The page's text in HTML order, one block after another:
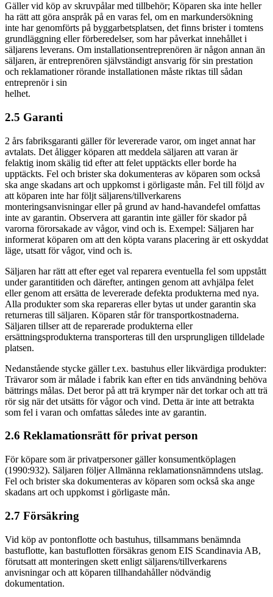
Gäller vid köp av skruvpålar med tillbehör; Köparen ska inte heller
ha rätt att göra anspråk på en varas fel, om en markundersökning
inte har genomförts på byggarbetsplatsen, det finns brister i tomtens
grundläggning eller förberedelser, som har påverkat innehållet i
säljarens leverans. Om installationsentreprenören är någon annan än
säljaren, är entreprenören självständigt ansvarig för sin prestation
och reklamationer rörande installationen måste riktas till sådan
entreprenör i sin
helhet.
2.5 Garanti
2 års fabriksgaranti gäller för levererade varor, om inget annat har
avtalats. Det åligger köparen att meddela säljaren att varan är
felaktig inom skälig tid efter att felet upptäckts eller borde ha
upptäckts. Fel och brister ska dokumenteras av köparen som också
ska ange skadans art och uppkomst i görligaste mån. Fel till följd av
att köparen inte har följt säljarens/tillverkarens
monteringsanvisningar eller på grund av hand-havandefel omfattas
inte av garantin. Observera att garantin inte gäller för skador på
varorna förorsakade av vågor, vind och is. Exempel: Säljaren har
informerat köparen om att den köpta varans placering är ett oskyddat
läge, utsatt för vågor, vind och is.
Säljaren har rätt att efter eget val reparera eventuella fel som uppstått
under garantitiden och därefter, antingen genom att avhjälpa felet
eller genom att ersätta de levererade defekta produkterna med nya.
Alla produkter som ska repareras eller bytas ut under garantin ska
returneras till säljaren. Köparen står för transportkostnaderna.
Säljaren tillser att de reparerade produkterna eller
ersättningsprodukterna transporteras till den ursprungligen tilldelade
platsen.
Nedanstående stycke gäller t.ex. bastuhus eller likvärdiga produkter:
Trävaror som är målade i fabrik kan efter en tids användning behöva
bättrings målas. Det beror på att trä krymper när det torkar och att trä
rör sig när det utsätts för vågor och vind. Detta är inte att betrakta
som fel i varan och omfattas således inte av garantin.
2.6 Reklamationsrätt för privat person
För köpare som är privatpersoner gäller konsumentköplagen
(1990:932). Säljaren följer Allmänna reklamationsnämndens utslag.
Fel och brister ska dokumenteras av köparen som också ska ange
skadans art och uppkomst i görligaste mån.
2.7 Försäkring
Vid köp av pontonflotte och bastuhus, tillsammans benämnda
bastuflotte, kan bastuflotten försäkras genom EIS Scandinavia AB,
förutsatt att monteringen skett enligt säljarens/tillverkarens
anvisningar och att köparen tillhandahåller nödvändig
dokumentation.